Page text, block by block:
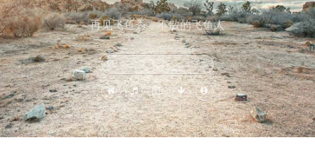
再见飞鱼秀，不散的飞鱼人